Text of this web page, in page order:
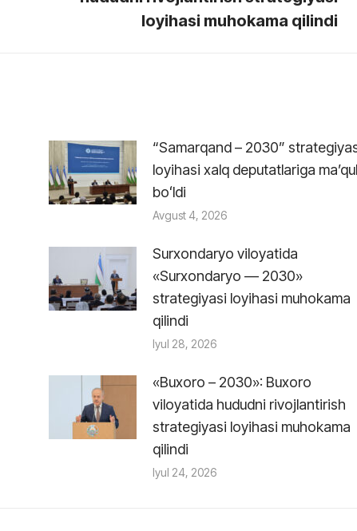
loyihasi muhokama qilindi
“Samarqand – 2030”
loyihasi xalq deputatlariga maʼqul
boʻldi
Avgust 4, 2026
Surxondaryo viloyatida
«Surxondaryo — 2030»
strategiyasi loyihasi muhokama
qilindi
Iyul 28, 2026
«Buxoro – 2030»: Buxoro
viloyatida hududni rivojlantirish
strategiyasi loyihasi muhokama
qilindi
Iyul 24, 2026